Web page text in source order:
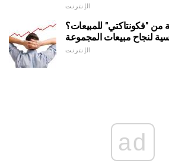
الإنترنت
من "فكونتاكتي" للمبيعات؟
لنجاح مبيعات المجموعة
الإنترنت
ad